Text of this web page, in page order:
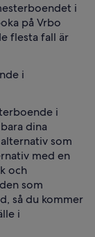
i
på Vrbo
flesta fall är
i
i
dina
som
med en
och
som
så du kommer
i